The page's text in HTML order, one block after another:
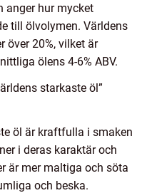
anger hur mycket
till ölvolymen. Världens
över 20%, vilket är
ölens 4-6% ABV.
starkaste öl”
öl är kraftfulla i smaken
i deras karaktär och
är mer maltiga och söta
och beska.